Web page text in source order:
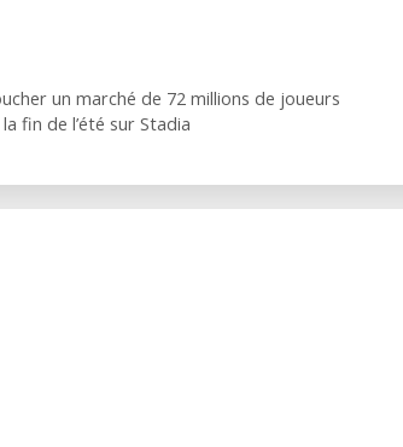
un marché de 72 millions de joueurs
fin de l’été sur Stadia